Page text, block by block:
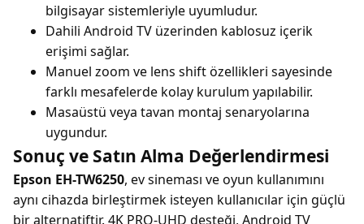
bilgisayar sistemleriyle uyumludur.
Dahili Android TV üzerinden kablosuz içerik
erişimi sağlar.
Manuel zoom ve lens shift özellikleri sayesinde
farklı mesafelerde kolay kurulum yapılabilir.
Masaüstü veya tavan montaj senaryolarına
uygundur.
Sonuç ve Satın Alma Değerlendirmesi
Epson EH-TW6250, ev sineması ve oyun kullanımını
aynı cihazda birleştirmek isteyen kullanıcılar için güçlü
bir alternatiftir. 4K PRO-UHD desteği, Android TV